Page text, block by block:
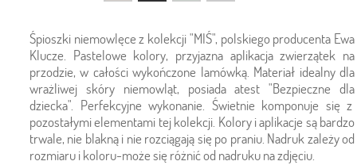
Śpioszki niemowlęce z kolekcji "MIŚ", polskiego producenta Ewa
Klucze. Pastelowe kolory, przyjazna aplikacja zwierzątek na
przodzie, w całości wykończone lamówką. Materiał idealny dla
wrażliwej skóry niemowląt, posiada atest "Bezpieczne dla
dziecka". Perfekcyjne wykonanie. Świetnie komponuje się z
pozostałymi elementami tej kolekcji. Kolory i aplikacje są bardzo
trwale, nie blakną i nie rozciągają się po praniu. Nadruk zależy od
rozmiaru i koloru-może się różnić od nadruku na zdjęciu.